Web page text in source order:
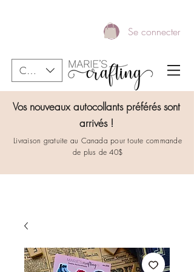
Se connecter
CAD (C$)
Vos nouveaux autocollants préférés sont
arrivés !
Livraison gratuite au Canada pour toute commande
de plus de 40$